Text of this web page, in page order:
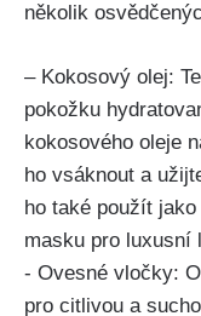
několik
– Kokosový olej:
pokožku
kokosového oleje
ho vsáknout a
ho také použít
masku pro luxusní
-⁢ Ovesné vločky:
pro citlivou a